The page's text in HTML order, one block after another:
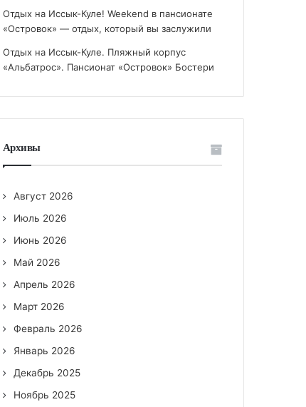
Отдых на Иссык-Куле! Weekend в пансионате
«Островок» — отдых, который вы заслужили
Отдых на Иссык-Куле. Пляжный корпус
«Альбатрос». Пансионат «Островок» Бостери
Архивы
Август 2026
Июль 2026
Июнь 2026
Май 2026
Апрель 2026
Март 2026
Февраль 2026
Январь 2026
Декабрь 2025
Ноябрь 2025